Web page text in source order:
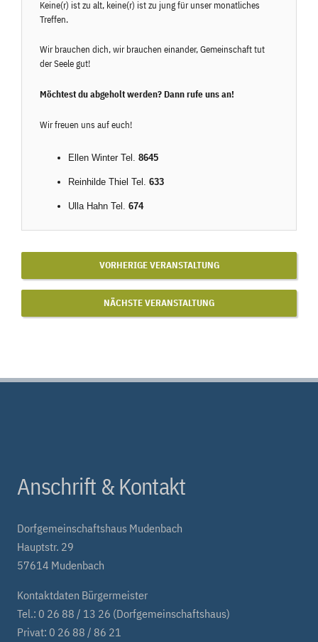
Keine(r) ist zu alt, keine(r) ist zu jung für unser monatliches
Treffen.
Wir brauchen dich, wir brauchen einander, Gemeinschaft tut
der Seele gut!
Möchtest du abgeholt werden? Dann rufe uns an!
Wir freuen uns auf euch!
Ellen Winter Tel. 8645
Reinhilde Thiel Tel. 633
Ulla Hahn Tel. 674
VORHERIGE VERANSTALTUNG
NÄCHSTE VERANSTALTUNG
Anschrift & Kontakt
Dorfgemeinschaftshaus Mudenbach
Hauptstr. 29
57614 Mudenbach
Kontaktdaten Bürgermeister
Tel.: 0 26 88 / 13 26 (Dorfgemeinschaftshaus)
Privat: 0 26 88 / 86 21